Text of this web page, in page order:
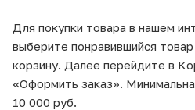
Для покупки товара в нашем
выберите понравившийся
корзину. Далее перейдите в
«Оформить заказ».
10 000 руб.